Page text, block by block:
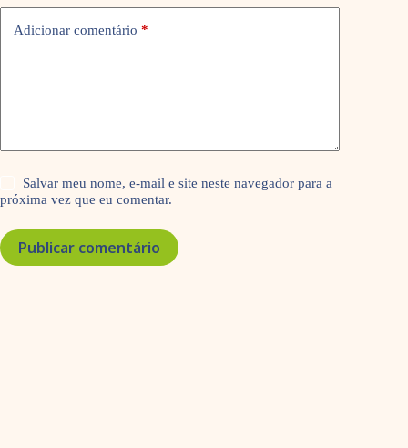
Adicionar comentário *
Salvar meu nome, e-mail e site neste navegador para a
próxima vez que eu comentar.
Publicar comentário